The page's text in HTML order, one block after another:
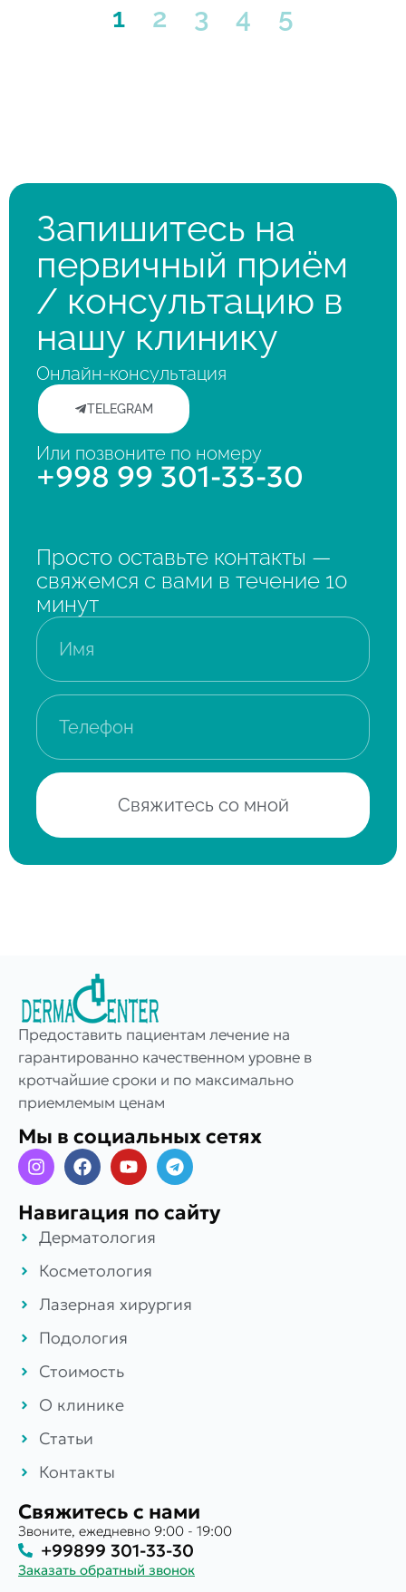
1 2 3 4 5
Запишитесь на
первичный приём
/ консультацию в
нашу клинику
Онлайн-консультация
TELEGRAM
Или позвоните по номеру
+998 99 301-33-30
Просто оставьте контакты —
свяжемся с вами в течение 10
минут
Свяжитесь со мной
Предоставить пациентам лечение на
гарантированно качественном уровне в
кротчайшие сроки и по максимально
приемлемым ценам
Мы в социальных сетях
Навигация по сайту
Дерматология
Косметология
Лазерная хирургия
Подология
Стоимость
О клинике
Статьи
Контакты
Свяжитесь с нами
Звоните, ежедневно 9:00 - 19:00
+99899 301-33-30
Заказать обратный звонок